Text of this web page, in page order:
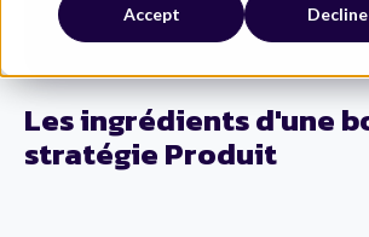
Accept Decline
Les ingrédients d'une
stratégie Produit